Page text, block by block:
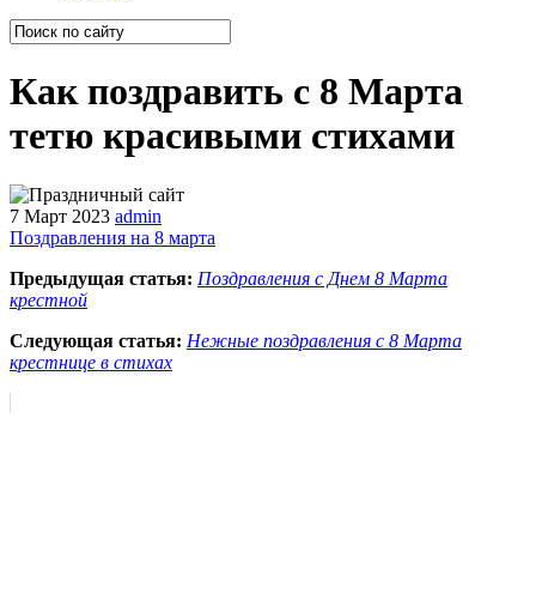
Как поздравить с 8 Марта
тетю красивыми стихами
7 Март 2023 admin
Поздравления на 8 марта
Предыдущая статья: Поздравления с Днем 8 Марта
крестной
Следующая статья: Нежные поздравления с 8 Марта
крестнице в стихах